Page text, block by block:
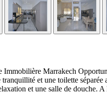
Marrakech
et une toilette
et une salle de douche.